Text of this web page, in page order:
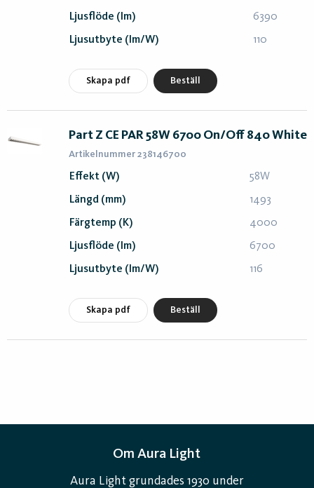
Ljusflöde (lm) 6390
Ljusutbyte (lm/W) 110
Skapa pdf Beställ
Part Z CE PAR 58W 6700 On/Off 840 White
Artikelnummer 238146700
Effekt (W) 58W
Längd (mm) 1493
Färgtemp (K) 4000
Ljusflöde (lm) 6700
Ljusutbyte (lm/W) 116
Skapa pdf Beställ
Om Aura Light
Aura Light grundades 1930 under